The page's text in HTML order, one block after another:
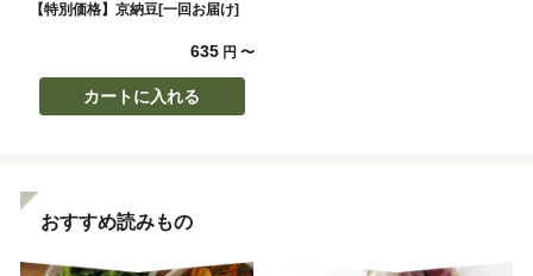
【特別価格】京納豆[一回お届け]
635円 〜
カートに入れる
おすすめ読みもの